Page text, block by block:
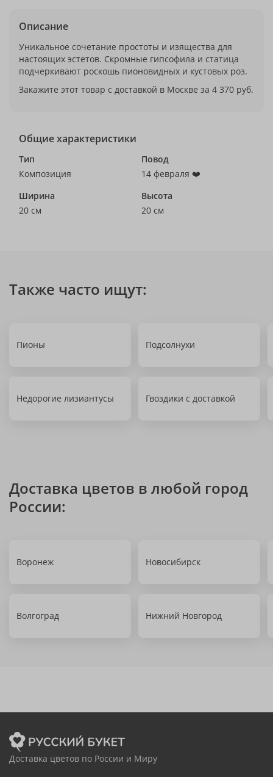
Описание
Уникальное сочетание простоты и изящества для
настоящих эстетов. Скромные гипсофила и статица
подчеркивают роскошь пионовидных и кустовых роз.
Закажите этот товар с доставкой в Москве за 4 370 руб.
Общие характеристики
Тип
Композиция
Повод
14 февраля ❤️
Ширина
20 см
Высота
20 см
Также часто ищут:
Пионы Подсолнухи
Недорогие лизиантусы Гвоздики с доставкой
Доставка цветов в любой город
России:
Воронеж Новосибирск
Волгоград Нижний Новгород
Доставка цветов по России и Миру